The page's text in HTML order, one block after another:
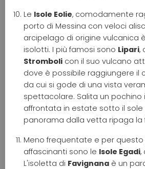
Le Isole Eolie, comodamente
porto di Messina con veloci
arcipelago di origine vulcanica
isolotti. I più famosi sono Lipari,
Stromboli con il suo vulcano
dove è possibile raggiungere il
da cui si gode di una vista
spettacolare. Salita un
affrontata in estate sotto il sole
panorama dalla vetta ripaga la
Meno frequentate e per
affascinanti sono le Isole Egadi,
L'isoletta di Favignana è un